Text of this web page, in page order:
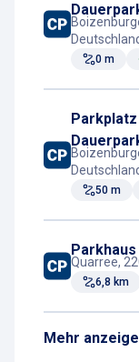
0 m
50 m
Quarree,
6,8 km
Mehr